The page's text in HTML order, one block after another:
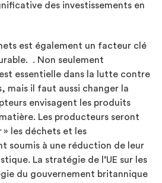
des investissements en
est également un facteur clé
. Non seulement
essentielle dans la lutte contre
mais il faut aussi changer la
envisagent les produits
Les producteurs seront
» les déchets et les
soumis à une réduction de leur
La stratégie de l’UE sur les
du gouvernement britannique